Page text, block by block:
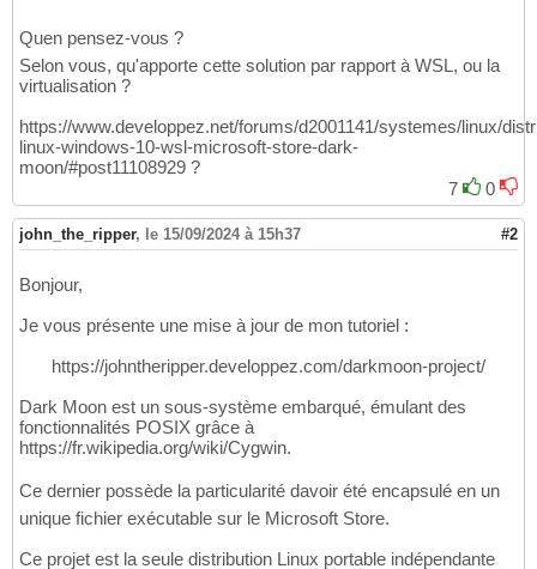
Quen pensez-vous ?
Selon vous, qu'apporte cette solution par rapport à WSL, ou la
virtualisation ?
https://www.developpez.net/forums/d2001141/systemes/linux/
linux-windows-10-wsl-microsoft-store-dark-
moon/#post11108929 ?
7
0
john_the_ripper, le 15/09/2024 à 15h37 #2
Bonjour,
Je vous présente une mise à jour de mon tutoriel :
https://johntheripper.developpez.com/darkmoon-project/
Dark Moon est un sous-système embarqué, émulant des
fonctionnalités POSIX grâce à
https://fr.wikipedia.org/wiki/Cygwin.
Ce dernier possède la particularité davoir été encapsulé en un
unique fichier exécutable sur le Microsoft Store.
Ce projet est la seule distribution Linux portable indépendante